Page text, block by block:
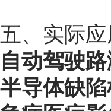
五、实际
自动驾驶路
半导体缺陷